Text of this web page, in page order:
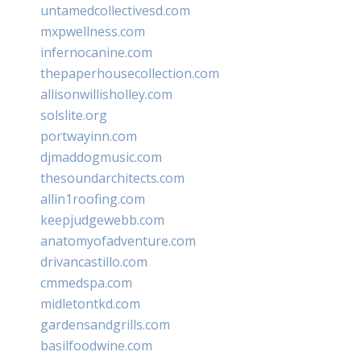
untamedcollectivesd.com
mxpwellness.com
infernocanine.com
thepaperhousecollection.com
allisonwillisholley.com
solslite.org
portwayinn.com
djmaddogmusic.com
thesoundarchitects.com
allin1roofing.com
keepjudgewebb.com
anatomyofadventure.com
drivancastillo.com
cmmedspa.com
midletontkd.com
gardensandgrills.com
basilfoodwine.com